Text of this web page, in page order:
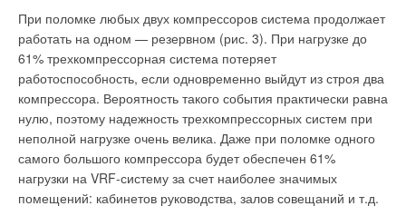
При поломке любых двух компрессоров система продолжает
работать на одном — резервном (рис. 3). При нагрузке до
61% трехкомпрессорная система потеряет
работоспособность, если одновременно выйдут из строя два
компрессора. Вероятность такого события практически равна
нулю, поэтому надежность трехкомпрессорных систем при
неполной нагрузке очень велика. Даже при поломке одного
самого большого компрессора будет обеспечен 61%
нагрузки на VRF-систему за счет наиболее значимых
помещений: кабинетов руководства, залов совещаний и т.д.
Требования монтажных и обслуживающих организаций.
Эти требования в основном сводятся к тому, чтобы
регулятор настраивался однократно, т.е. чтобы не возникало
необходимости регулярно перенастраивать систему,
например при изменении погодных условий или режима
подачи теплоносителя ТСО, регулярно иметь полную
информацию о работе регулятора, т.е. регулятор должен
иметь возможность архивирования регистрируемых
параметров и параметров, описывающих процесс